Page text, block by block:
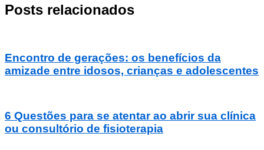
Posts relacionados
Encontro de gerações: os benefícios da
amizade entre idosos, crianças e adolescentes
6 Questões para se atentar ao abrir sua clínica
ou consultório de fisioterapia